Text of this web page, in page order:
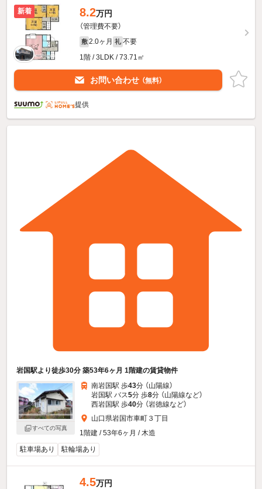
新着 8.2万円
（管理費不要）
敷 2.0ヶ月 礼 不要
1階 / 3LDK / 73.71㎡
お問い合わせ （無料）
提供
岩国駅より徒歩30分 築53年6ヶ月 1階建の賃貸物件
すべての写真
南岩国駅 歩43分 （山陽線）
岩国駅 バス5分 歩8分 （山陽線など）
西岩国駅 歩40分 （岩徳線など）
山口県岩国市車町３丁目
1階建 / 53年6ヶ月 / 木造
駐車場あり
駐輪場あり
4.5万円